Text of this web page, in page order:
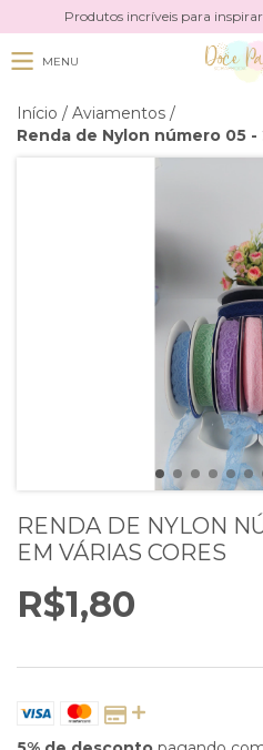
Produtos incríveis para inspirar
MENU
Início / Aviamentos /
Renda de Nylon número 05 -
RENDA DE NYLON
EM VÁRIAS CORES
R$1,80